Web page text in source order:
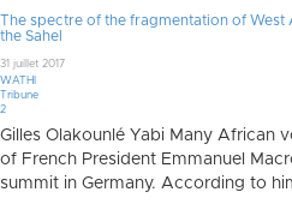
The spectre of the fragmentation of
the Sahel
31 juillet 2017
WATHI
Tribune
2Commentaires
Gilles Olakounlé Yabi Many African
of French President Emmanuel
summit in Germany. According to